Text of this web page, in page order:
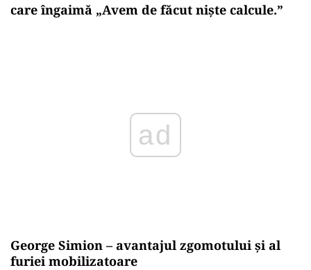
care îngaimă „Avem de făcut niște calcule.”
George Simion – avantajul zgomotului și al
furiei mobilizatoare